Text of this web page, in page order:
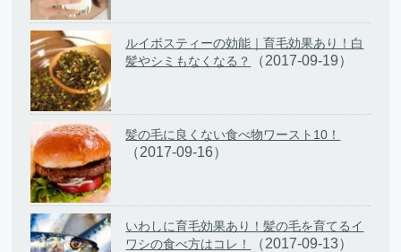
ルイボスティーの効能｜育毛効果あり！白
髪やシミもなくなる？
（2017-09-19）
髪の毛に良くない食べ物ワースト10！
（2017-09-16）
いわしに育毛効果あり！髪の毛を育てるイ
ワシの食べ方はコレ！
（2017-09-13）